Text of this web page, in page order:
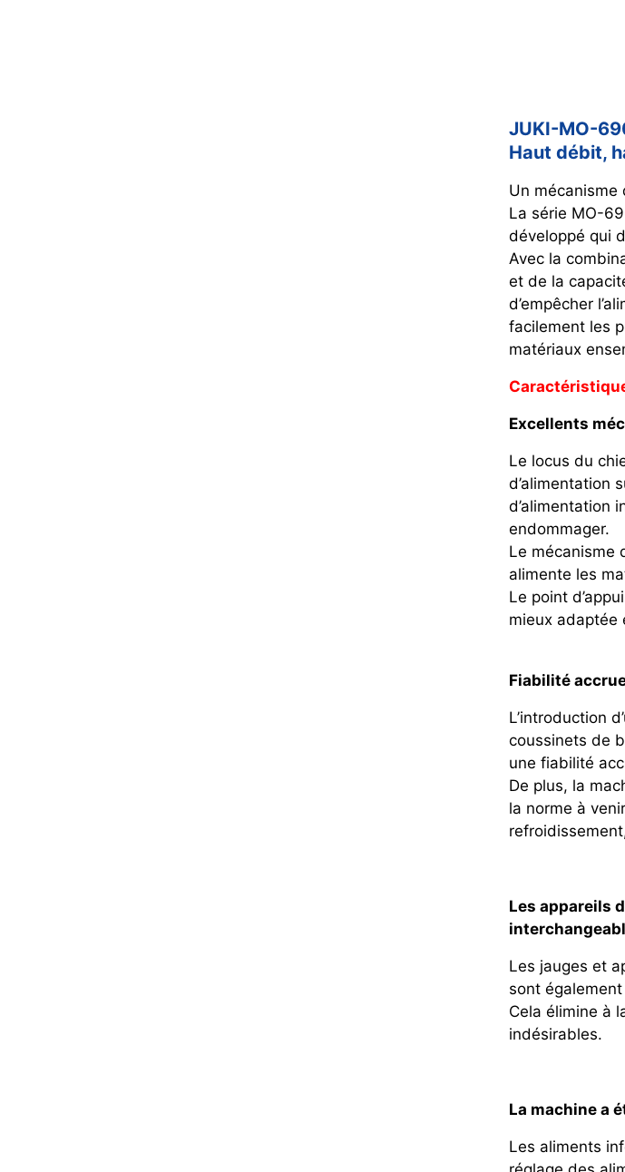
JUKI-MO-
Haut débit,
Un mécanisme
La série MO-
développé qui
Avec la
et de la
d’empêcher
facilement les
matériaux
Excellents
Le locus du
d’alimentation
d’alimentation
endommager.
Le mécanisme
alimente les
Le point
mieux adaptée
Fiabilité
L’introduction
coussinets de
une fiabilité
De plus, la
la norme à
Les appareils
Les jauges et
sont
Cela élimine à
indésirables.
La machine a
Les aliments